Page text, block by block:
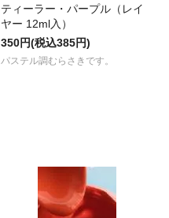
ティーラー・パープル（レイ
ヤー 12ml入）
350円(税込385円)
パステル調むらさきです。